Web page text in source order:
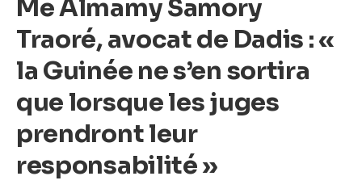
Me Almamy Samory
Traoré, avocat de Dadis : «
la Guinée ne s’en sortira
que lorsque les juges
prendront leur
responsabilité »